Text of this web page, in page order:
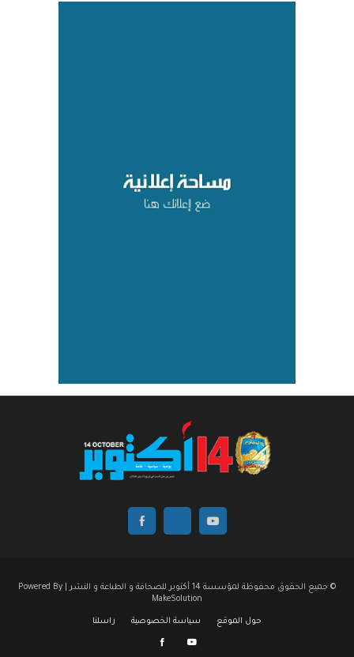
© جميع الحقوق محفوظة لمؤسسة 14 أكتوبر للصحافة و الطباعة و النشر | Powered By
MakeSolution
حول الموقع سياسة الخصوصية راسلنا